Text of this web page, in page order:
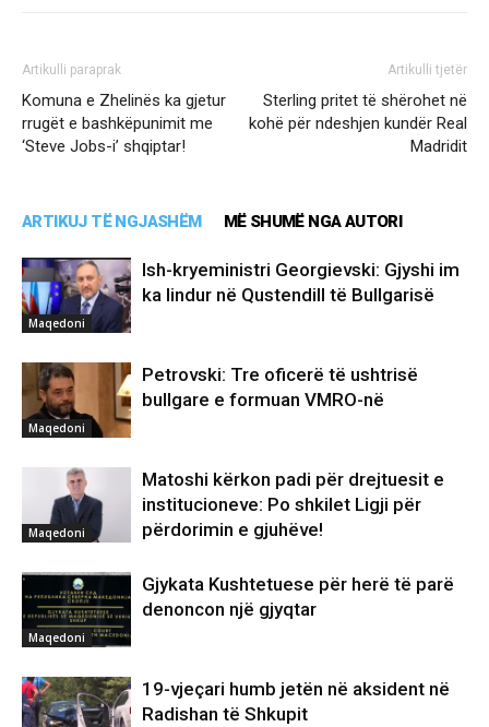
Artikulli paraprak
Komuna e Zhelinës ka gjetur
rrugët e bashkëpunimit me
‘Steve Jobs-i’ shqiptar!
Artikulli tjetër
Sterling pritet të shërohet në
kohë për ndeshjen kundër Real
Madridit
ARTIKUJ TË NGJASHËM MË SHUMË NGA AUTORI
Maqedoni
Ish-kryeministri Georgievski: Gjyshi im
ka lindur në Qustendill të Bullgarisë
Maqedoni
Petrovski: Tre oficerë të ushtrisë
bullgare e formuan VMRO-në
Maqedoni
Matoshi kërkon padi për drejtuesit e
institucioneve: Po shkilet Ligji për
përdorimin e gjuhëve!
Maqedoni
Gjykata Kushtetuese për herë të parë
denoncon një gjyqtar
19-vjeçari humb jetën në aksident në
Radishan të Shkupit